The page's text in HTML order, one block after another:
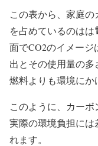
この表から、家庭
を占めているのはは
面でCO2のイメー
出とその使用量の
燃料よりも環境にか
このように、カー
実際の環境負担には
れます。